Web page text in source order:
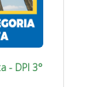
- DPI 3°